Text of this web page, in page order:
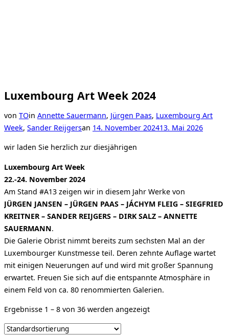
Luxembourg Art Week 2024
von TOin Annette Sauermann, Jürgen Paas, Luxembourg Art
Week, Sander Reijgersan Veröffentlicht
14. November 202413. Mai 2026
wir laden Sie herzlich zur diesjährigen
Luxembourg Art Week
22.-24. November 2024
Am Stand #A13 zeigen wir in diesem Jahr Werke von
JÜRGEN JANSEN – JÜRGEN PAAS – JÁCHYM FLEIG – SIEGFRIED
KREITNER – SANDER REIJGERS – DIRK SALZ – ANNETTE
SAUERMANN.
Die Galerie Obrist nimmt bereits zum sechsten Mal an der
Luxembourger Kunstmesse teil. Deren zehnte Auflage wartet
mit einigen Neuerungen auf und wird mit großer Spannung
erwartet. Freuen Sie sich auf die entspannte Atmosphäre in
einem Feld von ca. 80 renommierten Galerien.
Ergebnisse 1 – 8 von 36 werden angezeigt